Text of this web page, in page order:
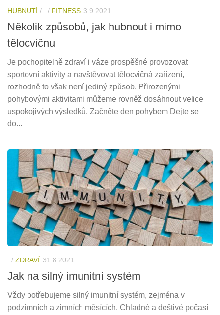
HUBNUTÍ / / FITNESS 3.9.2021
Několik způsobů, jak hubnout i mimo
tělocvičnu
Je pochopitelně zdraví i váze prospěšné provozovat
sportovní aktivity a navštěvovat tělocvičná zařízení,
rozhodně to však není jediný způsob. Přirozenými
pohybovými aktivitami můžeme rovněž dosáhnout velice
uspokojivých výsledků. Začněte den pohybem Dejte se
do...
/ ZDRAVÍ 31.8.2021
Jak na silný imunitní systém
Vždy potřebujeme silný imunitní systém, zejména v
podzimních a zimních měsících. Chladné a deštivé počasí